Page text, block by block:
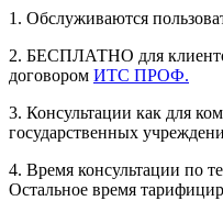
1. Обслуживаются
2. БЕСПЛАТНО для
договором ИТС ПРОФ.
3. Консультации как для
государственных
4. Время консультации по
Остальное время